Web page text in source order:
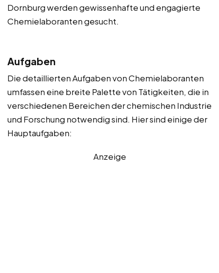
Dornburg werden gewissenhafte und engagierte
Chemielaboranten gesucht.
Aufgaben
Die detaillierten Aufgaben von Chemielaboranten
umfassen eine breite Palette von Tätigkeiten, die in
verschiedenen Bereichen der chemischen Industrie
und Forschung notwendig sind. Hier sind einige der
Hauptaufgaben:
Anzeige